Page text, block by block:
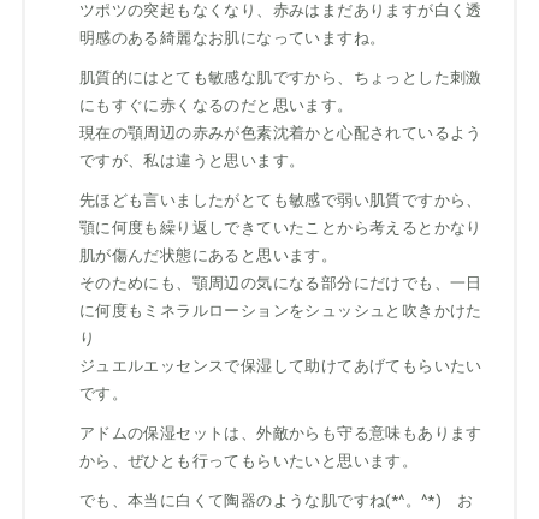
ツポツの突起もなくなり、赤みはまだありますが白く透
明感のある綺麗なお肌になっていますね。
肌質的にはとても敏感な肌ですから、ちょっとした刺激
にもすぐに赤くなるのだと思います。
現在の顎周辺の赤みが色素沈着かと心配されているよう
ですが、私は違うと思います。
先ほども言いましたがとても敏感で弱い肌質ですから、
顎に何度も繰り返しできていたことから考えるとかなり
肌が傷んだ状態にあると思います。
そのためにも、顎周辺の気になる部分にだけでも、一日
に何度もミネラルローションをシュッシュと吹きかけた
り
ジュエルエッセンスで保湿して助けてあげてもらいたい
です。
アドムの保湿セットは、外敵からも守る意味もあります
から、ぜひとも行ってもらいたいと思います。
でも、本当に白くて陶器のような肌ですね(*^。^*) お